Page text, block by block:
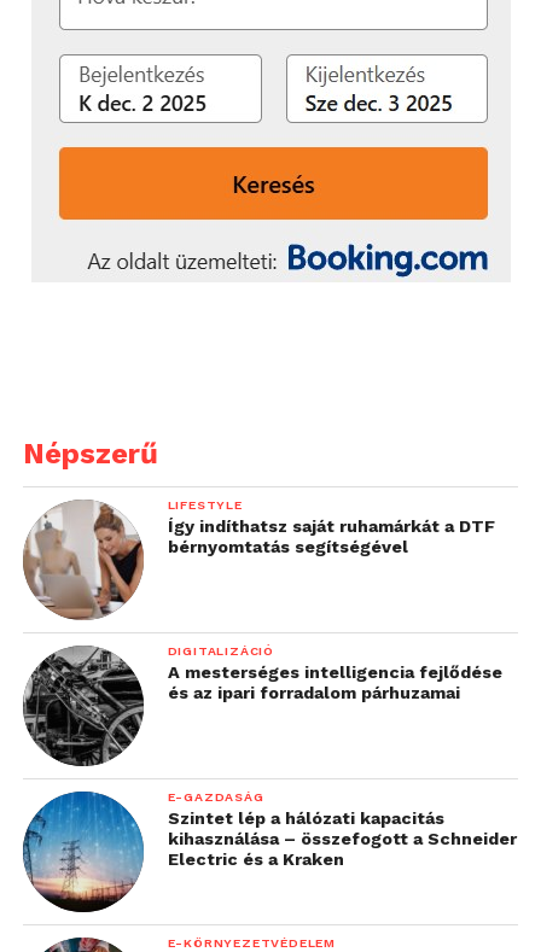
Népszerű
LIFESTYLE
Így indíthatsz saját ruhamárkát a DTF
bérnyomtatás segítségével
DIGITALIZÁCIÓ
A mesterséges intelligencia fejlődése
és az ipari forradalom párhuzamai
E-GAZDASÁG
Szintet lép a hálózati kapacitás
kihasználása – összefogott a Schneider
Electric és a Kraken
E-KÖRNYEZETVÉDELEM